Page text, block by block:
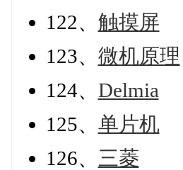
122、 触摸屏
123、 微机原理
124、 Delmia
125、 单片机
126、 三菱